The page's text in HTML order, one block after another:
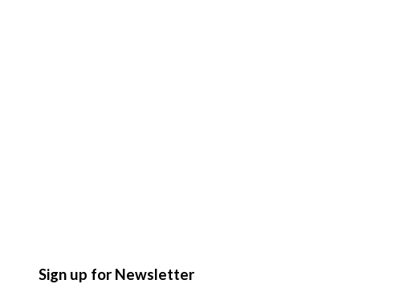
Sign up for Newsletter